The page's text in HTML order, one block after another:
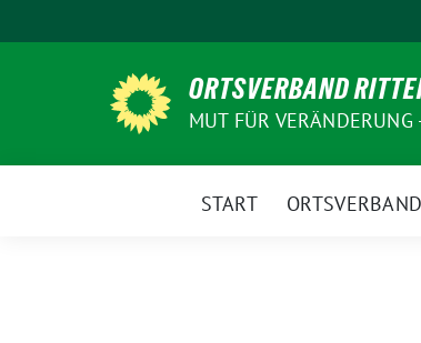
zum
ORTSVERBAND
MUT FÜR
START ORTSVERBAND